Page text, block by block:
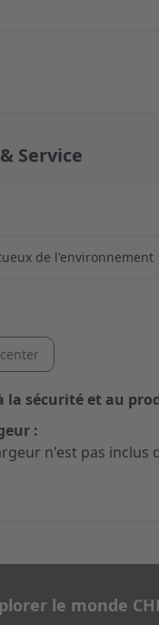
Service
de l'environnement
la sécurité et au
:
n'est pas inclus
le monde